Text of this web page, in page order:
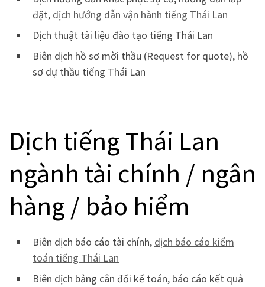
đặt, dịch hướng dẫn vận hành tiếng Thái Lan
Dịch thuật tài liệu đào tạo tiếng Thái Lan
Biên dịch hồ sơ mời thầu (Request for quote), hồ
sơ dự thầu tiếng Thái Lan
Dịch tiếng Thái Lan
ngành tài chính / ngân
hàng / bảo hiểm
Biên dịch báo cáo tài chính, dịch báo cáo kiểm
toán tiếng Thái Lan
Biên dịch bảng cân đối kế toán, báo cáo kết quả